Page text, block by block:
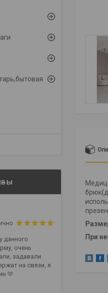
При
данного
очень
задавали
на связи, я
🫶